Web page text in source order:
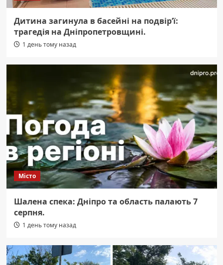
Дитина загинула в басейні на подвір’ї:
трагедія на Дніпропетровщині.
1 день тому назад
Місто
Шалена спека: Дніпро та область палають 7
серпня.
1 день тому назад